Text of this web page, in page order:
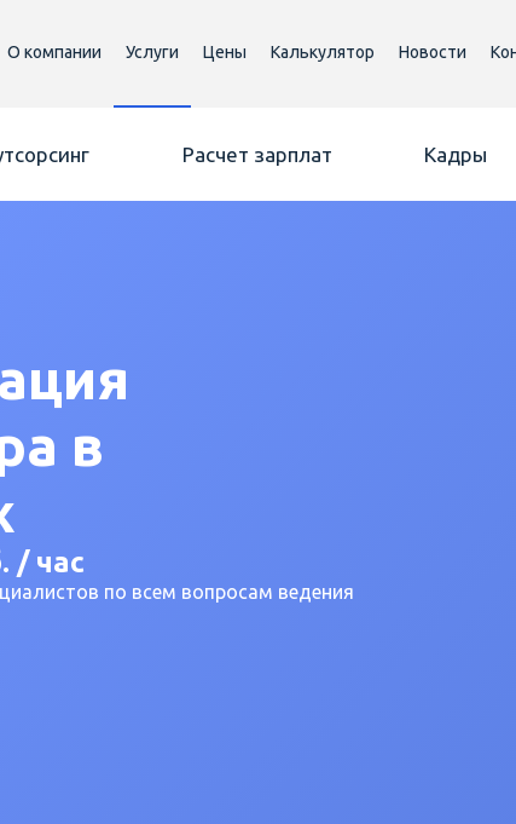
О компании Услуги Цены Калькулятор Новости
Расчет зарплат Кадры
в
/ час
по всем вопросам ведения